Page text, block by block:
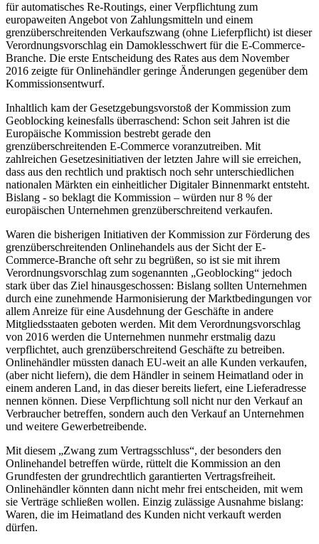
für automatisches Re-Routings, einer Verpflichtung zum
europaweiten Angebot von Zahlungsmitteln und einem
grenzüberschreitenden Verkaufszwang (ohne Lieferpflicht) ist dieser
Verordnungsvorschlag ein Damoklesschwert für die E-Commerce-
Branche. Die erste Entscheidung des Rates aus dem November
2016 zeigte für Onlinehändler geringe Änderungen gegenüber dem
Kommissionsentwurf.
Inhaltlich kam der Gesetzgebungsvorstoß der Kommission zum
Geoblocking keinesfalls überraschend: Schon seit Jahren ist die
Europäische Kommission bestrebt gerade den
grenzüberschreitenden E-Commerce voranzutreiben. Mit
zahlreichen Gesetzesinitiativen der letzten Jahre will sie erreichen,
dass aus den rechtlich und praktisch noch sehr unterschiedlichen
nationalen Märkten ein einheitlicher Digitaler Binnenmarkt entsteht.
Bislang - so beklagt die Kommission – würden nur 8 % der
europäischen Unternehmen grenzüberschreitend verkaufen.
Waren die bisherigen Initiativen der Kommission zur Förderung des
grenzüberschreitenden Onlinehandels aus der Sicht der E-
Commerce-Branche oft sehr zu begrüßen, so ist sie mit ihrem
Verordnungsvorschlag zum sogenannten „Geoblocking“ jedoch
stark über das Ziel hinausgeschossen: Bislang sollten Unternehmen
durch eine zunehmende Harmonisierung der Marktbedingungen vor
allem Anreize für eine Ausdehnung der Geschäfte in andere
Mitgliedsstaaten geboten werden. Mit dem Verordnungsvorschlag
von 2016 werden die Unternehmen nunmehr erstmalig dazu
verpflichtet, auch grenzüberschreitend Geschäfte zu betreiben.
Onlinehändler müssten danach EU-weit an alle Kunden verkaufen,
(aber nicht liefern), die dem Händler in seinem Heimatland oder in
einem anderen Land, in das dieser bereits liefert, eine Lieferadresse
nennen können. Diese Verpflichtung soll nicht nur den Verkauf an
Verbraucher betreffen, sondern auch den Verkauf an Unternehmen
und weitere Gewerbetreibende.
Mit diesem „Zwang zum Vertragsschluss“, der besonders den
Onlinehandel betreffen würde, rüttelt die Kommission an den
Grundfesten der grundrechtlich garantierten Vertragsfreiheit.
Onlinehändler könnten dann nicht mehr frei entscheiden, mit wem
sie Verträge schließen wollen. Einzig zulässige Ausnahme bislang:
Waren, die im Heimatland des Kunden nicht verkauft werden
dürfen.